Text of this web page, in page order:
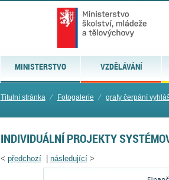
MINISTERSTVO VZDĚLÁVÁNÍ
Titulní stránka ⁄ Fotogalerie ⁄ grafy čerpání
INDIVIDUÁLNÍ PROJEKTY
< předchozí| následující>